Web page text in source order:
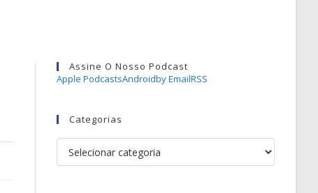
Assine O Nosso Podcast
Apple PodcastsAndroidby EmailRSS
Categorias